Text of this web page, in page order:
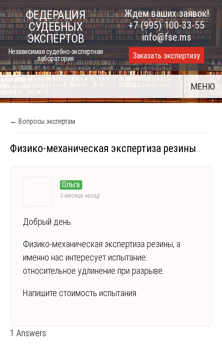
Skip
to
content
ФЕДЕРАЦИЯ
СУДЕБНЫХ
ЭКСПЕРТОВ
Независимая судебно-экспертная
лаборатория
Ждем ваших заявок!
+7 (995) 100-33-55
info@fse.ms
Заказать экспертизу
МЕНЮ
← Вопросы экспертам
Физико-механическая экспертиза резины
Ольга
3 месяца назад
Добрый день.
Физико-механическая экспертиза резины, а
именно нас интересует испытание:
относительное удлинение при разрыве.
Напишите стоимость испытания.
1 Answers